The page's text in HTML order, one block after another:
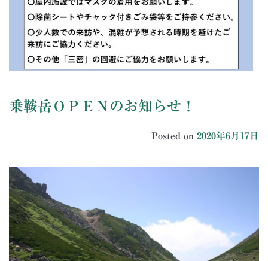
乗鞍岳ＯＰＥＮのお知らせ！
Posted on 2020年6月17日